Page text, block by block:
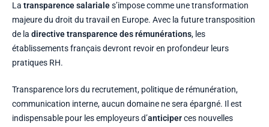
La transparence salariales’impose comme une transformation
majeure du droit du travail en Europe. Avec la future transposition
de la directive transparence des rémunérations, les
établissements français devront revoir en profondeur leurs
pratiques RH.
Transparence lors du recrutement, politique de rémunération,
communication interne, aucun domaine ne sera épargné. Il est
indispensable pour les employeurs d’anticiperces nouvelles